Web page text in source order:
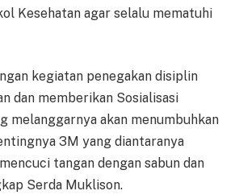
Kesehatan agar selalu mematuhi
kegiatan penegakan disiplin
dan memberikan Sosialisasi
melanggarnya akan menumbuhkan
3M yang diantaranya
tangan dengan sabun dan
Serda Muklison.